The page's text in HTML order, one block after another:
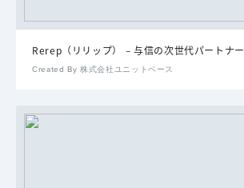
Rerep（リリップ） – 与信の次世代パートナー
Created By 株式会社ユニットベース